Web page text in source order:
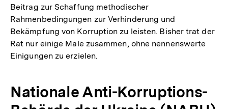
Beitrag zur Schaffung methodischer
Rahmenbedingungen zur Verhinderung und
Bekämpfung von Korruption zu leisten. Bisher trat der
Rat nur einige Male zusammen, ohne nennenswerte
Einigungen zu erzielen.
Nationale Anti-Korruptions-